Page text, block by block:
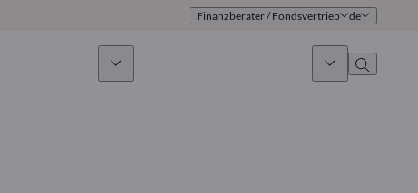
Finanzberater / Fondsvertrieb de